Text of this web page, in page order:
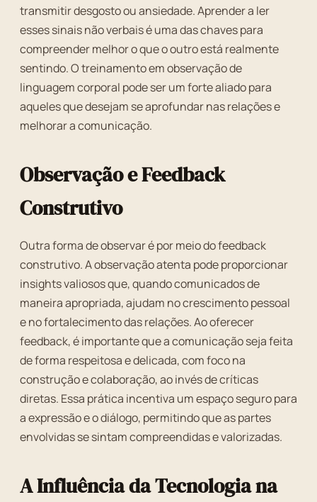
transmitir desgosto ou ansiedade. Aprender a ler
esses sinais não verbais é uma das chaves para
compreender melhor o que o outro está realmente
sentindo. O treinamento em observação de
linguagem corporal pode ser um forte aliado para
aqueles que desejam se aprofundar nas relações e
melhorar a comunicação.
Observação e Feedback
Construtivo
Outra forma de observar é por meio do feedback
construtivo. A observação atenta pode proporcionar
insights valiosos que, quando comunicados de
maneira apropriada, ajudam no crescimento pessoal
e no fortalecimento das relações. Ao oferecer
feedback, é importante que a comunicação seja feita
de forma respeitosa e delicada, com foco na
construção e colaboração, ao invés de críticas
diretas. Essa prática incentiva um espaço seguro para
a expressão e o diálogo, permitindo que as partes
envolvidas se sintam compreendidas e valorizadas.
A Influência da Tecnologia na